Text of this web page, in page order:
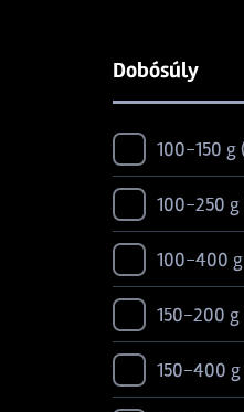
Dobósúly
100-150 g
100-250 g
100-400 g
150-200 g
150-400 g